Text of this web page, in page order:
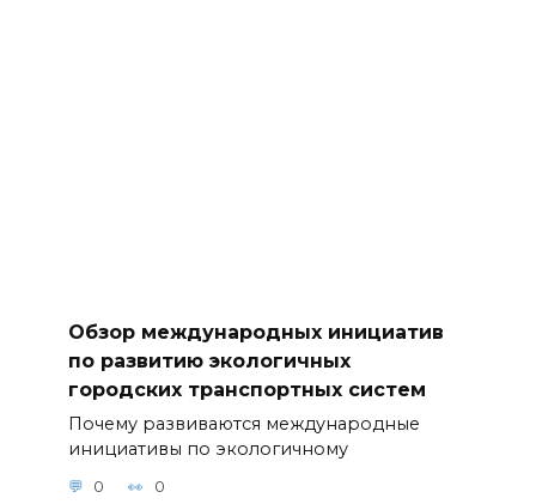
Обзор международных инициатив
по развитию экологичных
городских транспортных систем
Почему развиваются международные
инициативы по экологичному
0 0